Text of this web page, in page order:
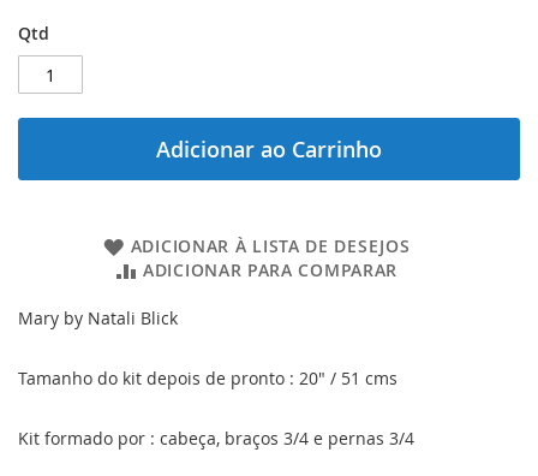
Qtd
Adicionar ao Carrinho
ADICIONAR À LISTA DE DESEJOS
ADICIONAR PARA COMPARAR
Mary by Natali Blick
Tamanho do kit depois de pronto : 20" / 51 cms
Kit formado por : cabeça, braços 3/4 e pernas 3/4